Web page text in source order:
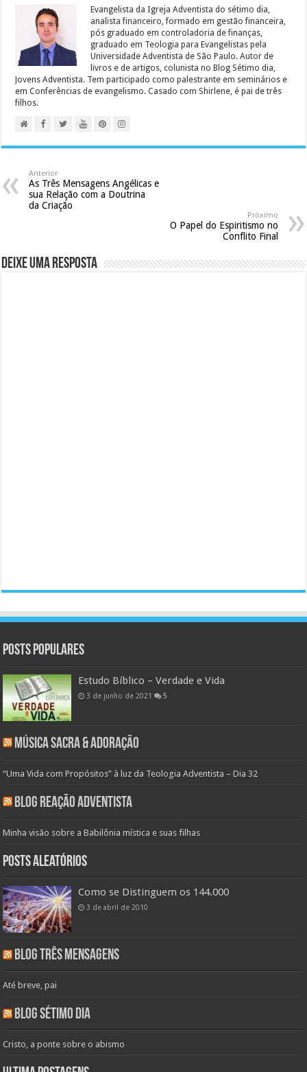
Evangelista da Igreja Adventista do sétimo dia,
analista financeiro, formado em gestão financeira,
pós graduado em controladoria de finanças,
graduado em Teologia para Evangelistas pela
Universidade Adventista de São Paulo. Autor de
livros e de artigos, colunista no Blog Sétimo dia,
Jovens Adventista. Tem participado como palestrante em seminários e
em Conferências de evangelismo. Casado com Shirlene, é pai de três
filhos.
Anterior
As Três Mensagens Angélicas e
sua Relação com a Doutrina
da Criação
Próximo
O Papel do Espiritismo no
Conflito Final
Deixe uma resposta
Posts populares
Estudo Bíblico – Verdade e Vida
3 de junho de 2021 5
Música Sacra & Adoração
“Uma Vida com Propósitos” à luz da Teologia Adventista – Dia 32
Blog Reação Adventista
Minha visão sobre a Babilônia mística e suas filhas
Posts aleatórios
Como se Distinguem os 144.000
3 de abril de 2010
Blog Três Mensagens
Até breve, pai
Blog Sétimo Dia
Cristo, a ponte sobre o abismo